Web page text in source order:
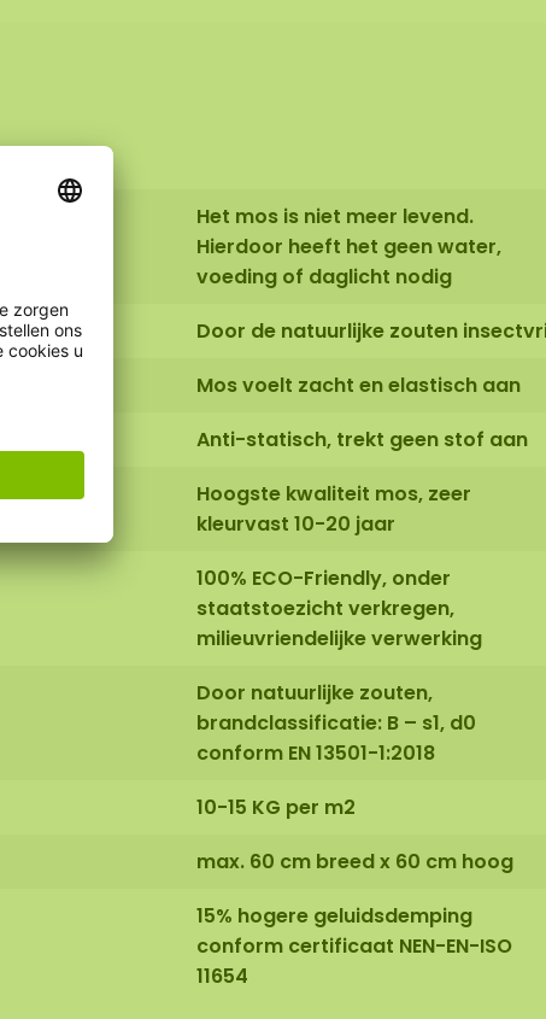
Het mos is niet meer levend.
Hierdoor heeft het geen water,
voeding of daglicht nodig
Door de natuurlijke zouten
Mos voelt zacht en elastisch aan
Anti-statisch, trekt geen stof aan
Hoogste kwaliteit mos, zeer
kleurvast 10-20 jaar
100% ECO-Friendly, onder
staatstoezicht verkregen,
milieuvriendelijke verwerking
Door natuurlijke zouten,
brandclassificatie: B – s1, d0
conform EN 13501-1:2018
10-15 KG per m2
max. 60 cm breed x 60 cm hoog
15% hogere geluidsdemping
conform certificaat NEN-EN-ISO
11654